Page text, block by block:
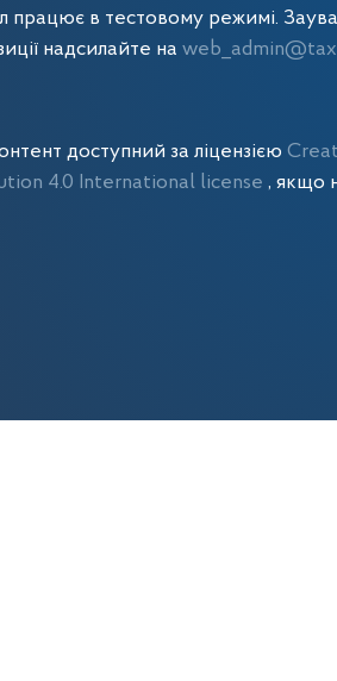
працює в тестовому режимі.
надсилайте на
доступний за ліцензією
4.0 International license, якщо